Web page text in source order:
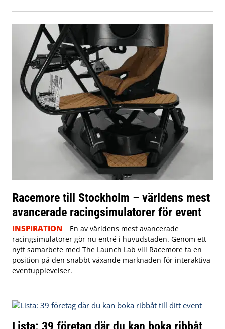
Racemore till Stockholm – världens mest
avancerade racingsimulatorer för event
INSPIRATION
En av världens mest avancerade
racingsimulatorer gör nu entré i huvudstaden. Genom ett
nytt samarbete med The Launch Lab vill Racemore ta en
position på den snabbt växande marknaden för interaktiva
eventupplevelser.
Lista: 39 företag där du kan boka ribbåt